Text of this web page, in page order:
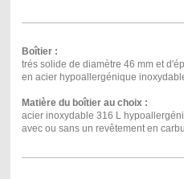
Boîtier :
trés solide de diamètre 46 mm et
en acier hypoallergénique
Matière du boîtier au choix :
acier inoxydable 316 L
avec ou sans un revêtement en